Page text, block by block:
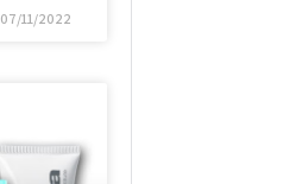
07/11/2022